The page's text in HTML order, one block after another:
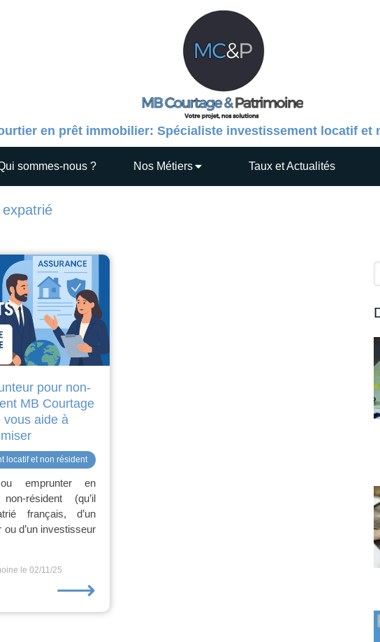
en prêt immobilier: Spécialiste investissement locatif et
sommes-nous ? Nos Métiers Taux et Actualités
pour non-
MB Courtage
vous aide à
locatif et non résident
ou emprunter en
résident (qu’il
français, d’un
d’un investisseur
le 02/11/25
⟶